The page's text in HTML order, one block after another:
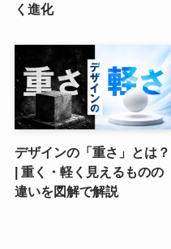
く進化
デザインの「重さ」とは？
| 重く・軽く見えるものの
違いを図解で解説